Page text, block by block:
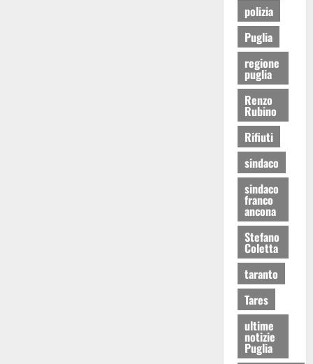
polizia
Puglia
regione
puglia
Renzo
Rubino
Rifiuti
sindaco
sindaco
franco
ancona
Stefano
Coletta
taranto
Tares
ultime
notizie
Puglia